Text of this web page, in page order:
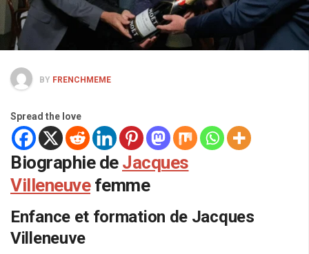
BY FRENCHMEME
Spread the love
Biographie de Jacques
Villeneuvefemme
Enfance et formation de Jacques
Villeneuve